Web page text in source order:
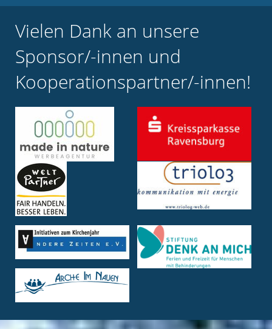
Vielen Dank an unsere
Sponsor/-innen und
Kooperationspartner/-innen!